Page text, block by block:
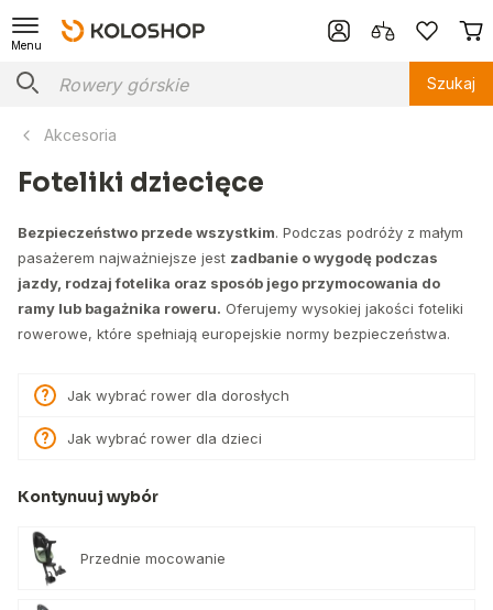
Menu
Szukaj
Akcesoria
Foteliki dziecięce
Bezpieczeństwo przede wszystkim. Podczas podróży z małym
pasażerem najważniejsze jest zadbanie o wygodę podczas
jazdy, rodzaj fotelika oraz sposób jego przymocowania do
ramy lub bagażnika roweru. Oferujemy wysokiej jakości foteliki
rowerowe, które spełniają europejskie normy bezpieczeństwa.
Jak wybrać rower dla dorosłych
Jak wybrać rower dla dzieci
Kontynuuj wybór
Przednie mocowanie